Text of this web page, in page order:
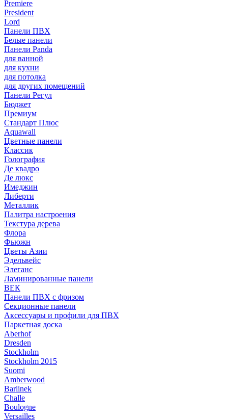
Premiere
President
Lord
Панели ПВХ
Белые панели
Панели Panda
для ванной
для кухни
для потолка
для других помещений
Панели Регул
Бюджет
Премиум
Стандарт Плюс
Aquawall
Цветные панели
Классик
Голография
Де квадро
Де люкс
Имеджин
Либерти
Металлик
Палитра настроения
Текстура дерева
Флора
Фьюжн
Цветы Азии
Эдельвейс
Элеганс
Ламинированные панели
ВЕК
Панели ПВХ с фризом
Секционные панели
Аксессуары и профили для ПВХ
Паркетная доска
Aberhof
Dresden
Stockholm
Stockholm 2015
Suomi
Amberwood
Barlinek
Challe
Boulogne
Versailles